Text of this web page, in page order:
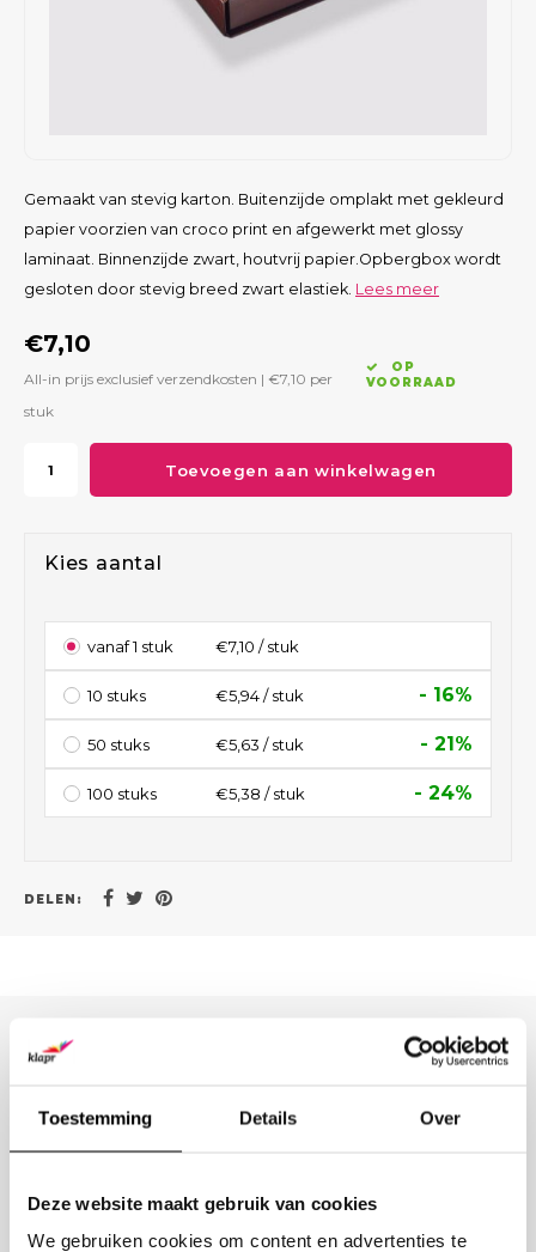
Toestemming Details Over
Deze website maakt gebruik van cookies
We gebruiken cookies om content en advertenties te
Gemaakt van stevig karton. Buitenzijde omplakt met gekleurd
papier voorzien van croco print en afgewerkt met glossy
laminaat. Binnenzijde zwart, houtvrij papier.Opbergbox wordt
gesloten door stevig breed zwart elastiek. Lees meer
€7,10
All-in prijs exclusief verzendkosten | €7,10 per
stuk
OP
VOORRAAD
Toevoegen aan winkelwagen
Kies aantal
vanaf 1 stuk €7,10 / stuk
10 stuks €5,94 / stuk - 16%
50 stuks €5,63 / stuk - 21%
100 stuks €5,38 / stuk - 24%
DELEN:
OFFERTE VOOR GROTE AANTALLEN
een scherpe offerte aan.
Vul de aantallen in en wij sturen u binnen 1 werkdag een offerte